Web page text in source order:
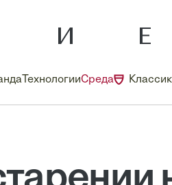
ТехнологииСреда